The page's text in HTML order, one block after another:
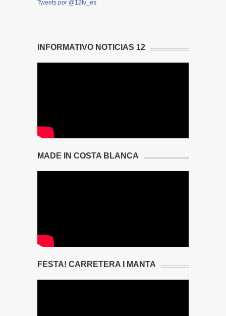
Tweets por @12tv_es
INFORMATIVO NOTICIAS 12
MADE IN COSTA BLANCA
FESTA! CARRETERA I MANTA